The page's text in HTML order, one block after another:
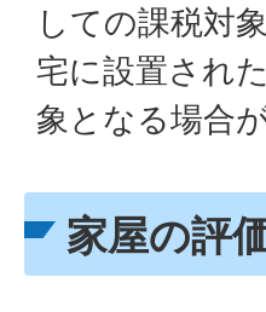
しての課税対
宅に設置され
象となる場合
家屋の評